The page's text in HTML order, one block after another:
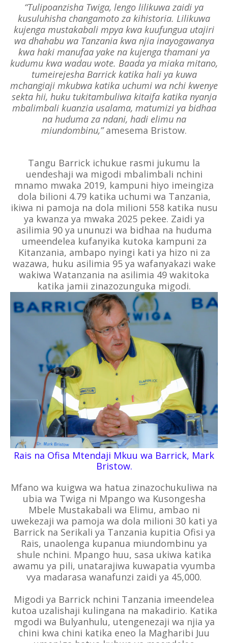
“Tulipoanzisha Twiga, lengo lilikuwa zaidi ya
kusuluhisha changamoto za kihistoria. Lilikuwa
kujenga mustakabali mpya kwa kuufungua utajiri
wa dhahabu wa Tanzania kwa njia inayogawanya
kwa haki manufaa yake na kujenga thamani ya
kudumu kwa wadau wote. Baada ya miaka mitano,
tumeirejesha Barrick katika hali ya kuwa
mchangiaji mkubwa katika uchumi wa nchi kwenye
sekta hii, huku tukitambuliwa kitaifa katika nyanja
mbalimbali kuanzia usalama, matumizi ya bidhaa
na huduma za ndani, hadi elimu na
miundombinu,”amesema Bristow.
Tangu Barrick ichukue rasmi jukumu la
uendeshaji wa migodi mbalimbali nchini
mnamo mwaka 2019, kampuni hiyo imeingiza
dola bilioni 4.79 katika uchumi wa Tanzania,
ikiwa ni pamoja na dola milioni 558 katika nusu
ya kwanza ya mwaka 2025 pekee. Zaidi ya
asilimia 90 ya ununuzi wa bidhaa na huduma
umeendelea kufanyika kutoka kampuni za
Kitanzania, ambapo nyingi kati ya hizo ni za
wazawa, huku asilimia 95 ya wafanyakazi wake
wakiwa Watanzania na asilimia 49 wakitoka
katika jamii zinazozunguka migodi.
Rais na Ofisa Mtendaji Mkuu wa Barrick, Mark
Bristow.
Mfano wa kuigwa wa hatua zinazochukuliwa na
ubia wa Twiga ni Mpango wa Kusongesha
Mbele Mustakabali wa Elimu, ambao ni
uwekezaji wa pamoja wa dola milioni 30 kati ya
Barrick na Serikali ya Tanzania kupitia Ofisi ya
Rais, unaolenga kupanua miundombinu ya
shule nchini. Mpango huu, sasa ukiwa katika
awamu ya pili, unatarajiwa kuwapatia vyumba
vya madarasa wanafunzi zaidi ya 45,000.
Migodi ya Barrick nchini Tanzania imeendelea
kutoa uzalishaji kulingana na makadirio. Katika
mgodi wa Bulyanhulu, utengenezaji wa njia ya
chini kwa chini katika eneo la Magharibi Juu